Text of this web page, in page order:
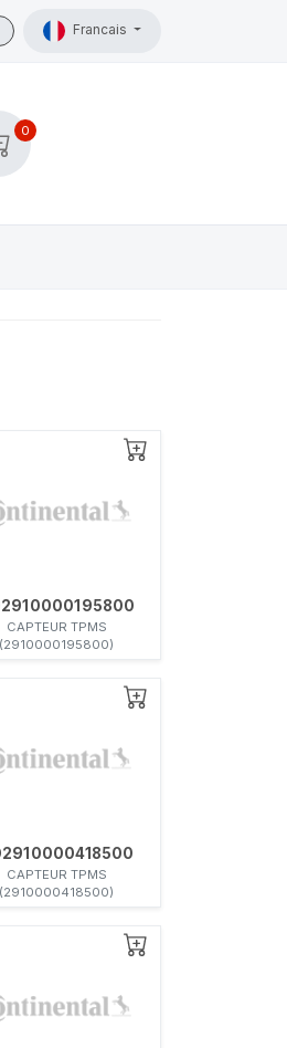
Francais
0
CAPTEUR TPMS
(2910000195800)
CAPTEUR TPMS
(2910000418500)